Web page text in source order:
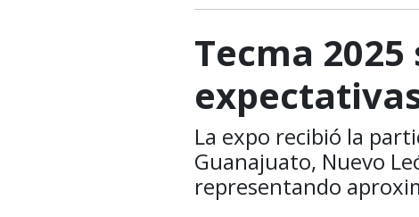
Tecma
La expo recibió la
Guanajuato, Nuevo
representando